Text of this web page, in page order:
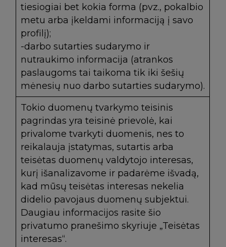
tiesiogiai bet kokia forma (pvz., pokalbio
metu arba įkeldami informaciją į savo
profilį);
-darbo sutarties sudarymo ir
nutraukimo informacija (atrankos
paslaugoms tai taikoma tik iki šešių
mėnesių nuo darbo sutarties sudarymo).
Tokio duomenų tvarkymo teisinis
pagrindas yra teisinė prievolė, kai
privalome tvarkyti duomenis, nes to
reikalauja įstatymas, sutartis arba
teisėtas duomenų valdytojo interesas,
kurį išanalizavome ir padarėme išvadą,
kad mūsų teisėtas interesas nekelia
didelio pavojaus duomenų subjektui.
Daugiau informacijos rasite šio
privatumo pranešimo skyriuje „Teisėtas
interesas“.